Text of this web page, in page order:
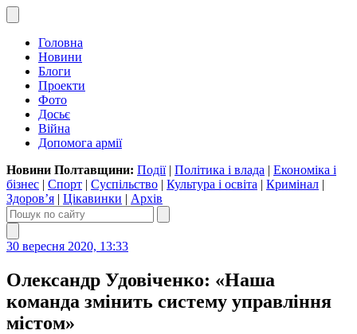
Головна
Новини
Блоги
Проекти
Фото
Досьє
Війна
Допомога армії
Новини Полтавщини: Події| Політика і влада | Економіка і
бізнес | Спорт | Суспільство | Культура і освіта | Кримінал |
Здоров’я | Цікавинки | Архів
30 вересня 2020, 13:33
Олександр Удовіченко: «Наша
команда змінить систему управління
містом»